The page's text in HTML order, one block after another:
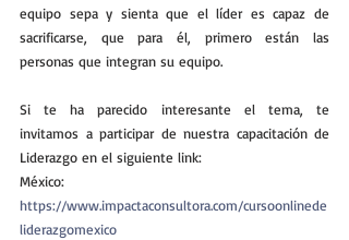
equipo sepa y sienta que el líder es capaz de
sacrificarse, que para él, primero están las
personas que integran su equipo.
Si te ha parecido interesante el tema, te
invitamos a participar de nuestra capacitación de
Liderazgo en el siguiente link:
México:
https://www.impactaconsultora.com/cursoonlinede
liderazgomexico